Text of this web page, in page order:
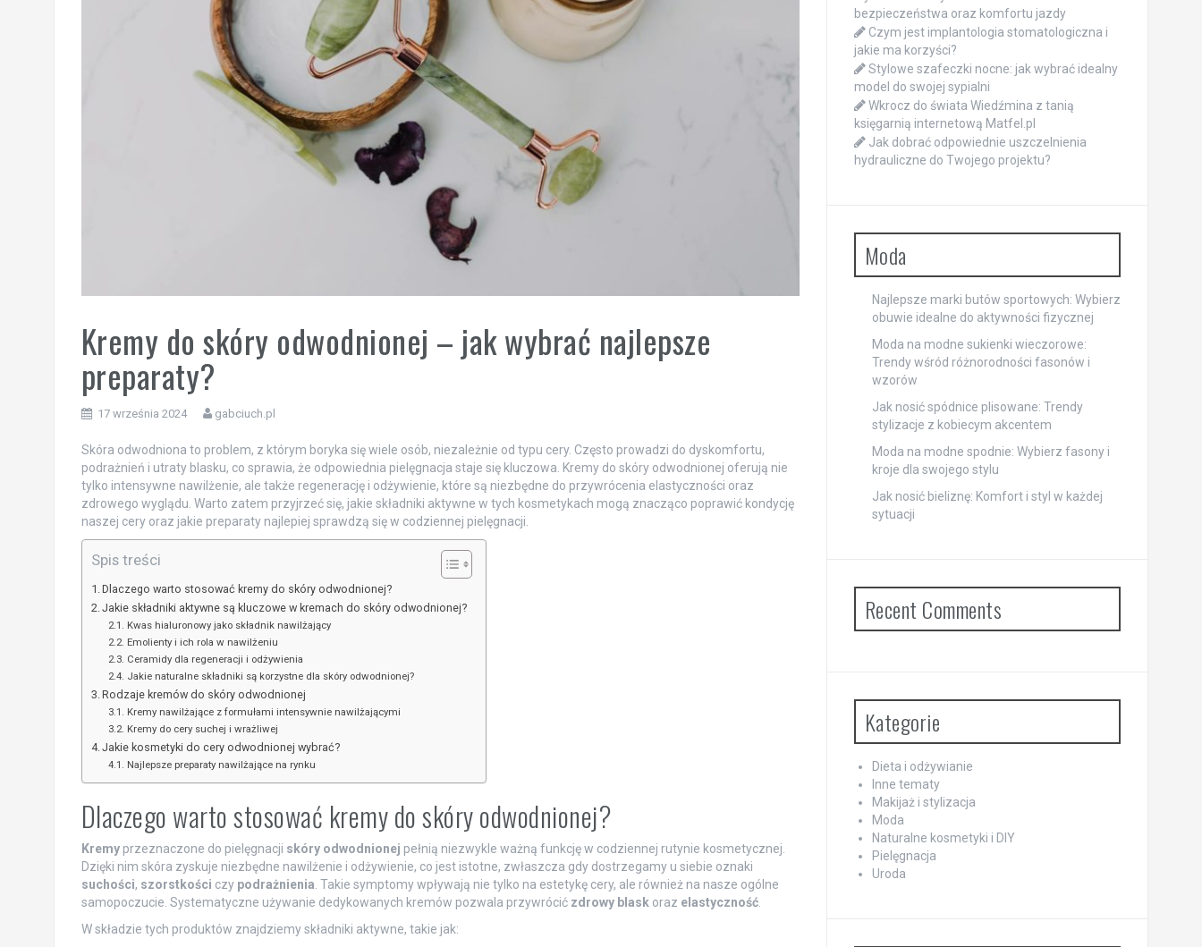
Kremy do skóry odwodnionej – jak wybrać najlepsze
preparaty?
17 września 2024 gabciuch.pl
Skóra odwodniona to problem, z którym boryka się wiele osób, niezależnie od typu cery. Często prowadzi do dyskomfortu,
podrażnień i utraty blasku, co sprawia, że odpowiednia pielęgnacja staje się kluczowa. Kremy do skóry odwodnionej oferują nie
tylko intensywne nawilżenie, ale także regenerację i odżywienie, które są niezbędne do przywrócenia elastyczności oraz
zdrowego wyglądu. Warto zatem przyjrzeć się, jakie składniki aktywne w tych kosmetykach mogą znacząco poprawić kondycję
naszej cery oraz jakie preparaty najlepiej sprawdzą się w codziennej pielęgnacji.
Spis treści
Dlaczego warto stosować kremy do skóry odwodnionej?
Jakie składniki aktywne są kluczowe w kremach do skóry odwodnionej?
Kwas hialuronowy jako składnik nawilżający
Emolienty i ich rola w nawilżeniu
Ceramidy dla regeneracji i odżywienia
Jakie naturalne składniki są korzystne dla skóry odwodnionej?
Rodzaje kremów do skóry odwodnionej
Kremy nawilżające z formułami intensywnie nawilżającymi
Kremy do cery suchej i wrażliwej
Jakie kosmetyki do cery odwodnionej wybrać?
Najlepsze preparaty nawilżające na rynku
Dlaczego warto stosować kremy do skóry odwodnionej?
Kremyprzeznaczone do pielęgnacji skóry odwodnionej pełnią niezwykle ważną funkcję w codziennej rutynie kosmetycznej.
Dzięki nim skóra zyskuje niezbędne nawilżenie i odżywienie, co jest istotne, zwłaszcza gdy dostrzegamy u siebie oznaki
suchości, szorstkości czy podrażnienia . Takie symptomy wpływają nie tylko na estetykę cery, ale również na nasze ogólne
samopoczucie. Systematyczne używanie dedykowanych kremów pozwala przywrócić zdrowy blaskoraz elastyczność.
W składzie tych produktów znajdziemy składniki aktywne, takie jak:
bezpieczeństwa oraz komfortu jazdy
Czym jest implantologia stomatologiczna i
jakie ma korzyści?
Stylowe szafeczki nocne: jak wybrać idealny
model do swojej sypialni
Wkrocz do świata Wiedźmina z tanią
księgarnią internetową Matfel.pl
Jak dobrać odpowiednie uszczelnienia
hydrauliczne do Twojego projektu?
Moda
Najlepsze marki butów sportowych: Wybierz
obuwie idealne do aktywności fizycznej
Moda na modne sukienki wieczorowe:
Trendy wśród różnorodności fasonów i
wzorów
Jak nosić spódnice plisowane: Trendy
stylizacje z kobiecym akcentem
Moda na modne spodnie: Wybierz fasony i
kroje dla swojego stylu
Jak nosić bieliznę: Komfort i styl w każdej
sytuacji
Recent Comments
Kategorie
Dieta i odżywianie
Inne tematy
Makijaż i stylizacja
Moda
Naturalne kosmetyki i DIY
Pielęgnacja
Uroda